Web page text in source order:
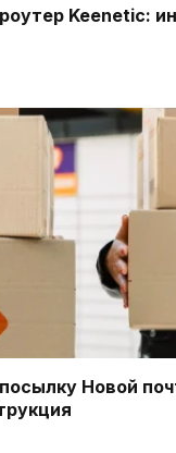
Keenetic:
Новой